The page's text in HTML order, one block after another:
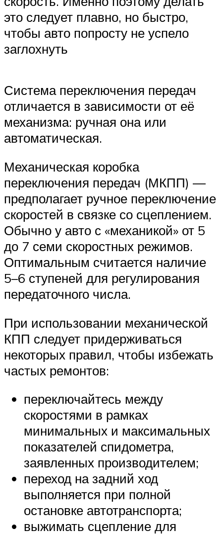
Меню
это следует плавно, но быстро,
чтобы авто попросту не успело
заглохнуть
Система переключения передач
отличается в зависимости от её
механизма: ручная она или
автоматическая.
Механическая коробка
переключения передач (МКПП) ―
предполагает ручное переключение
скоростей в связке со сцеплением.
Обычно у авто с «механикой» от 5
до 7 семи скоростных режимов.
Оптимальным считается наличие
5–6 ступеней для регулирования
передаточного числа.
При использовании механической
КПП следует придерживаться
некоторых правил, чтобы избежать
частых ремонтов:
переключайтесь между
скоростями в рамках
минимальных и максимальных
показателей спидометра,
заявленных производителем;
переход на задний ход
выполняется при полной
остановке автотранспорта;
выжимать сцепление для